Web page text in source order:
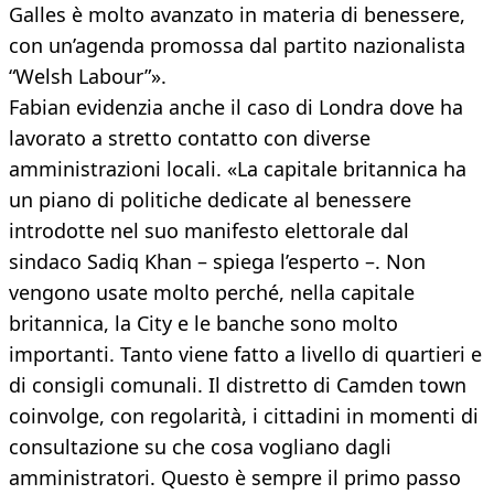
Galles è molto avanzato in materia di benessere,
con un’agenda promossa dal partito nazionalista
“Welsh Labour”».
Fabian evidenzia anche il caso di Londra dove ha
lavorato a stretto contatto con diverse
amministrazioni locali. «La capitale britannica ha
un piano di politiche dedicate al benessere
introdotte nel suo manifesto elettorale dal
sindaco Sadiq Khan – spiega l’esperto –. Non
vengono usate molto perché, nella capitale
britannica, la City e le banche sono molto
importanti. Tanto viene fatto a livello di quartieri e
di consigli comunali. Il distretto di Camden town
coinvolge, con regolarità, i cittadini in momenti di
consultazione su che cosa vogliano dagli
amministratori. Questo è sempre il primo passo